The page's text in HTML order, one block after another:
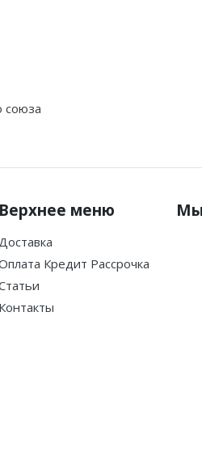
союза
Верхнее меню
Кредит Рассрочка
Контакты
Мы